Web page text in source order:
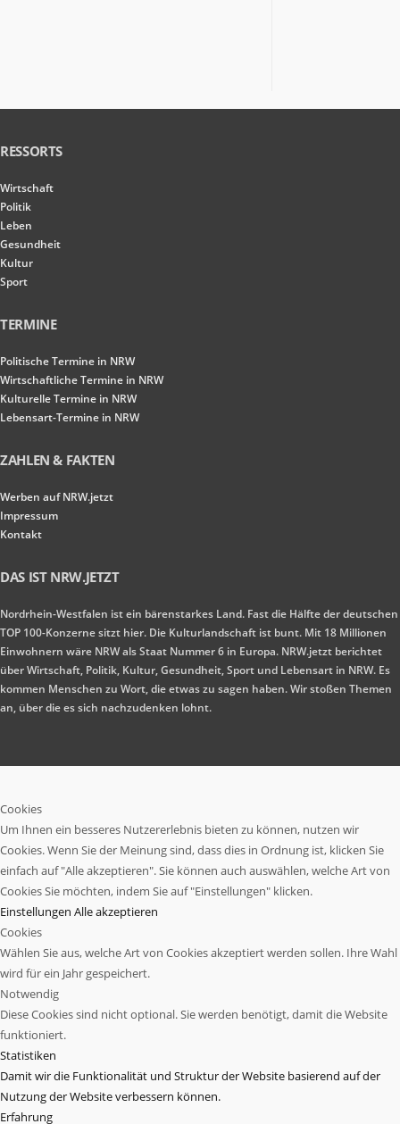
RESSORTS
Wirtschaft
Politik
Leben
Gesundheit
Kultur
Sport
TERMINE
Politische Termine in NRW
Wirtschaftliche Termine in NRW
Kulturelle Termine in NRW
Lebensart-Termine in NRW
ZAHLEN & FAKTEN
Werben auf NRW.jetzt
Impressum
Kontakt
DAS IST NRW.JETZT
Nordrhein-Westfalen ist ein bärenstarkes Land. Fast die Hälfte der deutschen
TOP 100-Konzerne sitzt hier. Die Kulturlandschaft ist bunt. Mit 18 Millionen
Einwohnern wäre NRW als Staat Nummer 6 in Europa. NRW.jetzt berichtet
über Wirtschaft, Politik, Kultur, Gesundheit, Sport und Lebensart in NRW. Es
kommen Menschen zu Wort, die etwas zu sagen haben. Wir stoßen Themen
an, über die es sich nachzudenken lohnt.
Cookies
Um Ihnen ein besseres Nutzererlebnis bieten zu können, nutzen wir
Cookies. Wenn Sie der Meinung sind, dass dies in Ordnung ist, klicken Sie
einfach auf "Alle akzeptieren". Sie können auch auswählen, welche Art von
Cookies Sie möchten, indem Sie auf "Einstellungen" klicken.
Einstellungen Alle akzeptieren
Cookies
Wählen Sie aus, welche Art von Cookies akzeptiert werden sollen. Ihre Wahl
wird für ein Jahr gespeichert.
Notwendig
Diese Cookies sind nicht optional. Sie werden benötigt, damit die Website
funktioniert.
Statistiken
Damit wir die Funktionalität und Struktur der Website basierend auf der
Nutzung der Website verbessern können.
Erfahrung